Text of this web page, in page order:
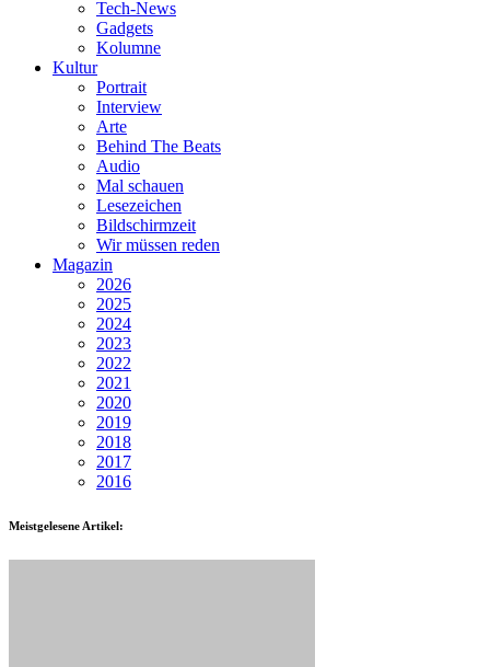
Tech-News
Gadgets
Kolumne
Kultur
Portrait
Interview
Arte
Behind The Beats
Audio
Mal schauen
Lesezeichen
Bildschirmzeit
Wir müssen reden
Magazin
2026
2025
2024
2023
2022
2021
2020
2019
2018
2017
2016
Meistgelesene Artikel: